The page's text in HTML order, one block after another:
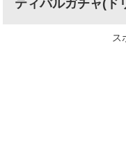
ティバルガチャ(ド
ス